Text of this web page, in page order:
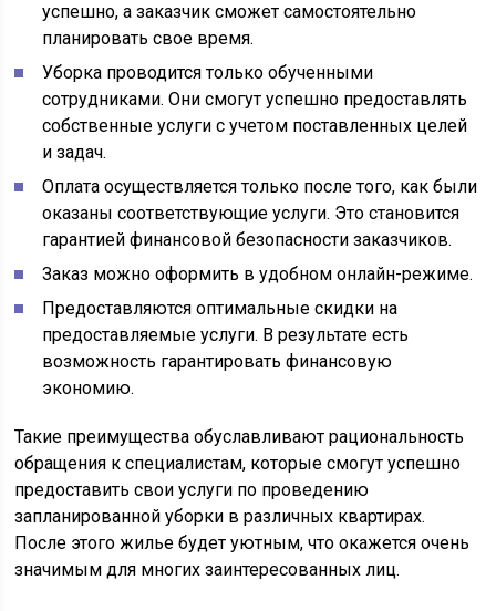
успешно, а заказчик сможет самостоятельно
планировать свое время.
Уборка проводится только обученными
сотрудниками. Они смогут успешно предоставлять
собственные услуги с учетом поставленных целей
и задач.
Оплата осуществляется только после того, как были
оказаны соответствующие услуги. Это становится
гарантией финансовой безопасности заказчиков.
Заказ можно оформить в удобном онлайн-режиме.
Предоставляются оптимальные скидки на
предоставляемые услуги. В результате есть
возможность гарантировать финансовую
экономию.
Такие преимущества обуславливают рациональность
обращения к специалистам, которые смогут успешно
предоставить свои услуги по проведению
запланированной уборки в различных квартирах.
После этого жилье будет уютным, что окажется очень
значимым для многих заинтересованных лиц.